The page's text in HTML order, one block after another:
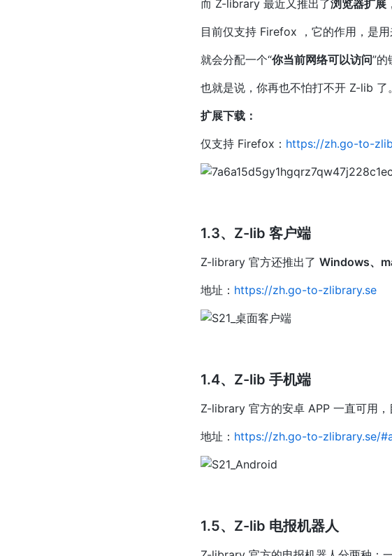
而 Z-library 最近又推出了浏览器扩展 ，
目前仅支持 Firefox ，它的作用，是用
就会分配一个“你当前网络可以访问”
也就是说，你再也不怕打不开 Z-lib 了。
扩展下载：
仅支持 Firefox： https://zh.go-to-
1.3、Z-lib 客户端
Z-library 官方还推出了 Windows、
地址： https://zh.go-to-zlibrary.se
1.4、Z-lib 手机端
Z-library 官方的安卓 APP 一直可用，
地址： https://zh.go-to-zlibrary.se/
1.5、Z-lib 电报机器人